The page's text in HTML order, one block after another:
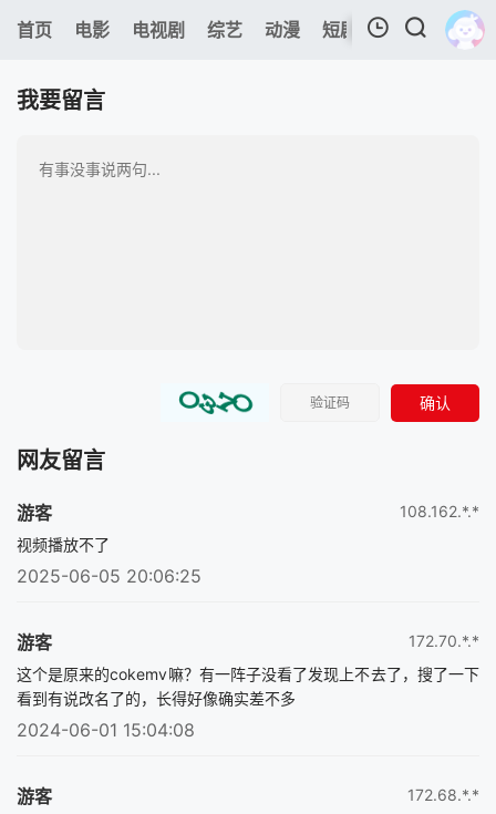
首页 电影 电视剧 综艺 动漫 短剧 今日更新
0
我要留言
确认
网友留言
游客
视频播放不了
2025-06-05 20:06:25
108.162.*.*
游客
这个是原来的cokemv嘛？有一阵子没看了发现上不去了，搜了一下
看到有说改名了的，长得好像确实差不多
2024-06-01 15:04:08
172.70.*.*
游客 172.68.*.*